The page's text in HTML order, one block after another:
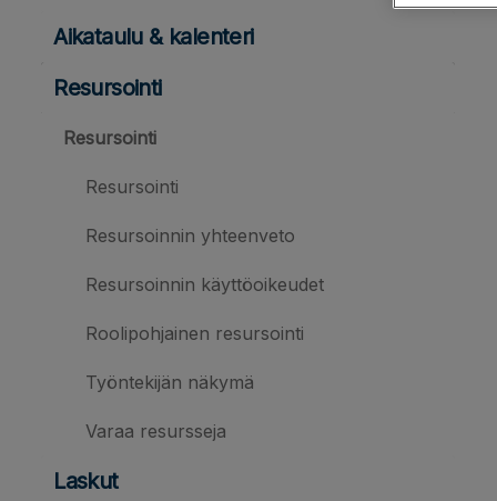
Aikataulu & kalenteri
Resursointi
Resursointi
Resursointi
Resursoinnin yhteenveto
Resursoinnin käyttöoikeudet
Roolipohjainen resursointi
Työntekijän näkymä
Varaa resursseja
Laskut